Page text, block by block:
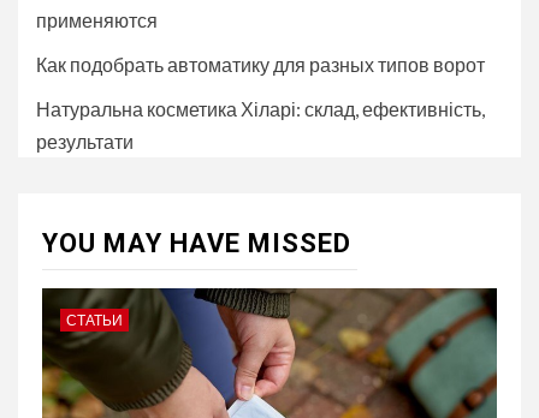
применяются
Как подобрать автоматику для разных типов ворот
Натуральна косметика Хіларі: склад, ефективність,
результати
YOU MAY HAVE MISSED
СТАТЬИ